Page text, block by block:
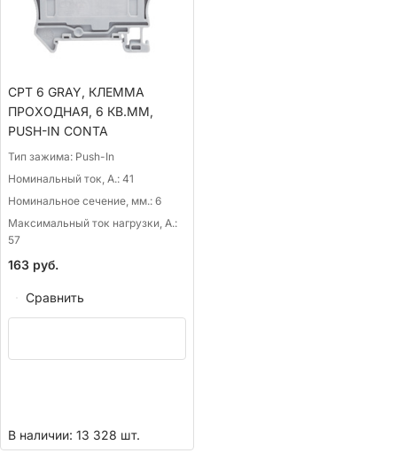
CPT 6 GRAY, КЛЕММА
ПРОХОДНАЯ, 6 КВ.ММ,
PUSH-IN CONTA
Тип зажима: Push-In
Номинальный ток, А.: 41
Номинальное сечение, мм.: 6
Максимальный ток нагрузки, А.:
57
163 руб.
Сравнить
В наличии: 13 328 шт.